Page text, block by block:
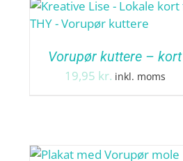
Vorupør kuttere – kort
19,95 kr. inkl. moms